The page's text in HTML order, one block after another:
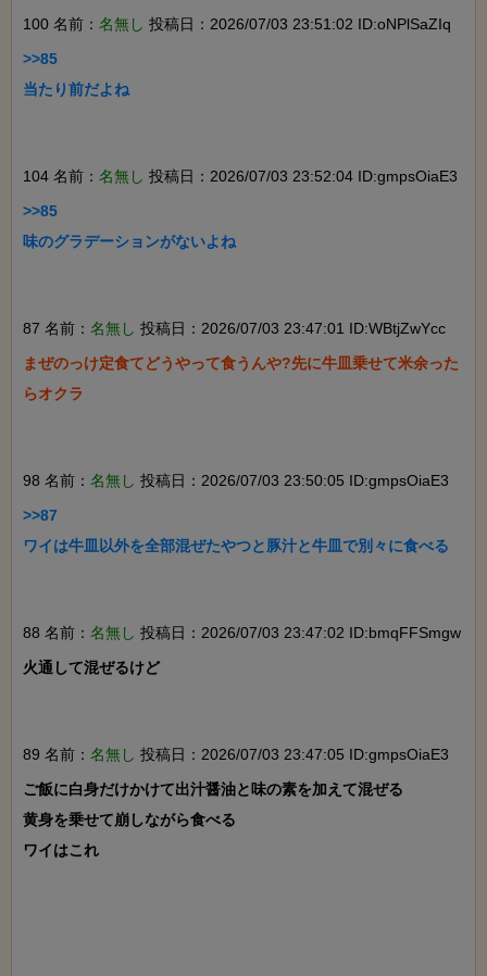
100 名前： 名無し 投稿日：2026/07/03 23:51:02 ID:oNPlSaZIq
>>85
当たり前だよね
104 名前： 名無し 投稿日：2026/07/03 23:52:04 ID:gmpsOiaE3
>>85
味のグラデーションがないよね
87 名前： 名無し 投稿日：2026/07/03 23:47:01 ID:WBtjZwYcc
まぜのっけ定食てどうやって食うんや?先に牛皿乗せて米余った
らオクラ
98 名前： 名無し 投稿日：2026/07/03 23:50:05 ID:gmpsOiaE3
>>87
ワイは牛皿以外を全部混ぜたやつと豚汁と牛皿で別々に食べる
88 名前： 名無し 投稿日：2026/07/03 23:47:02 ID:bmqFFSmgw
火通して混ぜるけど
89 名前： 名無し 投稿日：2026/07/03 23:47:05 ID:gmpsOiaE3
ご飯に白身だけかけて出汁醤油と味の素を加えて混ぜる
黄身を乗せて崩しながら食べる
ワイはこれ